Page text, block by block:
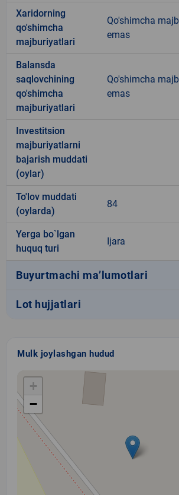
Xaridorning
qo'shimcha
majburiyatlari
Qo'shimcha
emas
Balansda
saqlovchining
qo'shimcha
majburiyatlari
Qo'shimcha
emas
Investitsion
majburiyatlarni
bajarish muddati
(oylar)
To'lov muddati
(oylarda)
84
Yerga bo`lgan
huquq turi
Ijara
Buyurtmachi ma’lumotlari
Lot hujjatlari
Mulk joylashgan hudud
+
−